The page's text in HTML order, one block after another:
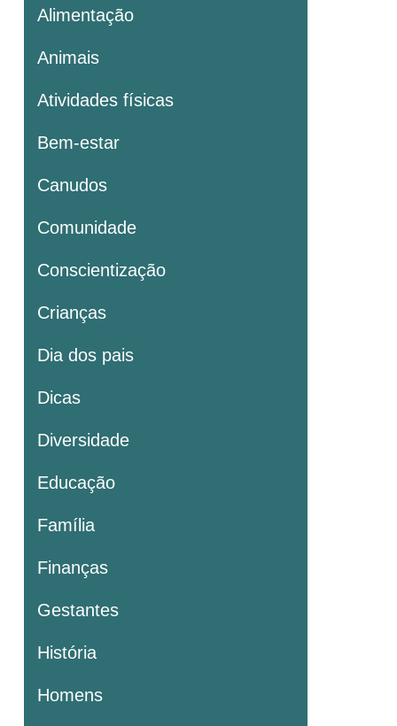
Alimentação
Animais
Atividades físicas
Bem-estar
Canudos
Comunidade
Conscientização
Crianças
Dia dos pais
Dicas
Diversidade
Educação
Família
Finanças
Gestantes
História
Homens